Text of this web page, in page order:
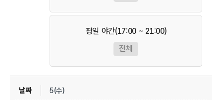
평일 야간(17:00 ~ 21:00)
전체
5(수)